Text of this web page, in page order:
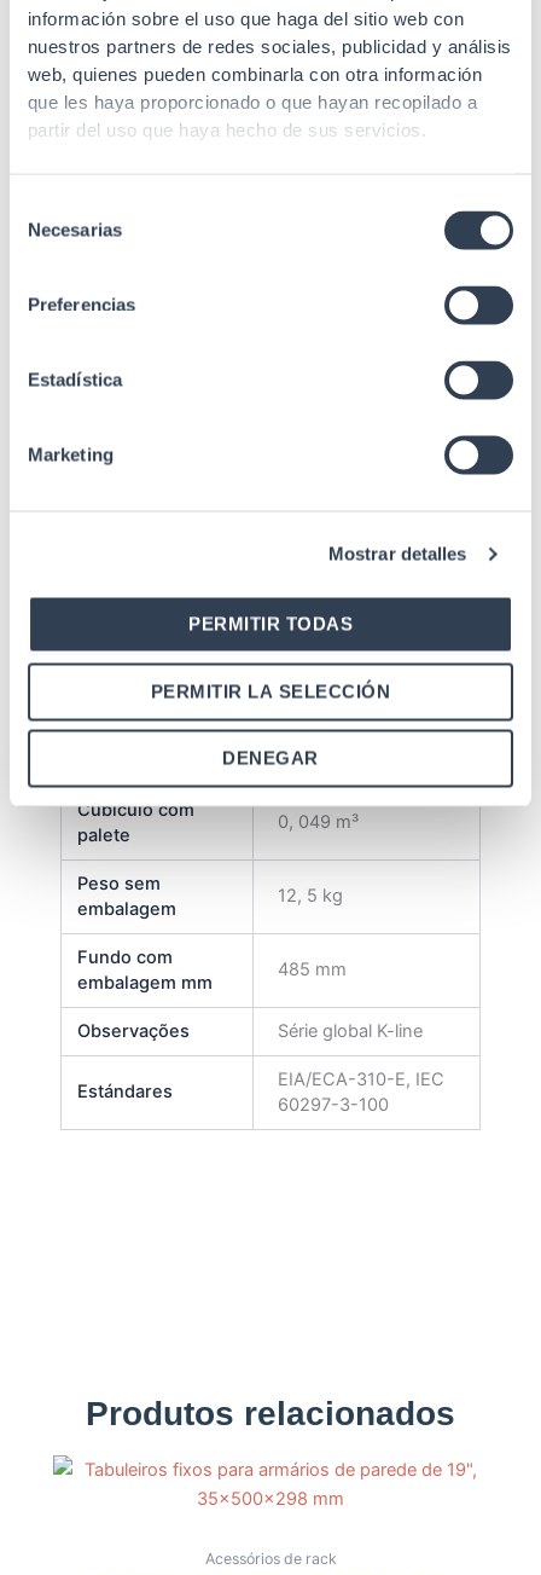
información sobre el uso que haga del sitio web con
nuestros partners de redes sociales, publicidad y análisis
web, quienes pueden combinarla con otra información
que les haya proporcionado o que hayan recopilado a
partir del uso que haya hecho de sus servicios.
Necesarias
Preferencias
Estadística
Marketing
Mostrar detalles
PERMITIR TODAS
PERMITIR LA SELECCIÓN
DENEGAR
Carga máxima 80 kg
Perfis de
sujeição
4 "Tipo L" de
deslizamento em
profundidade (2 mm
Liso com fixação Drill
Laterales
Cabo de entrada
de fecho retangular
Revestimento em pó
Acessórios Não incluído
Fundo sem
450 mm
Cubículo com
palete
0, 049 m³
Peso sem
embalagem
12, 5 kg
Fundo com
embalagem mm
485 mm
Observações Série global K-line
Estándares
EIA/ECA-310-E, IEC
60297-3-100
Produtos relacionados
Acessórios de rack